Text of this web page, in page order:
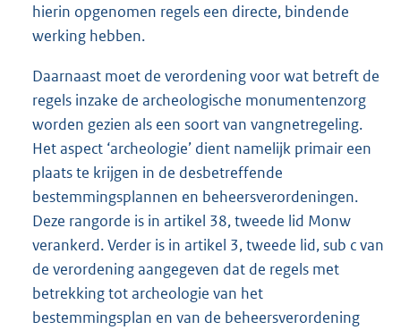
hierin opgenomen regels een directe, bindende
werking hebben.
Daarnaast moet de verordening voor wat betreft de
regels inzake de archeologische monumentenzorg
worden gezien als een soort van vangnetregeling.
Het aspect ‘archeologie’ dient namelijk primair een
plaats te krijgen in de desbetreffende
bestemmingsplannen en beheersverordeningen.
Deze rangorde is in artikel 38, tweede lid Monw
verankerd. Verder is in artikel 3, tweede lid, sub c van
de verordening aangegeven dat de regels met
betrekking tot archeologie van het
bestemmingsplan en van de beheersverordening